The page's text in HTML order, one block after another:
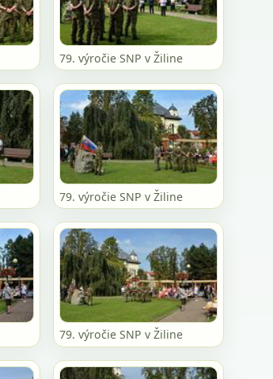
79. výročie SNP v Žiline
79. výročie SNP v Žiline
79. výročie SNP v Žiline